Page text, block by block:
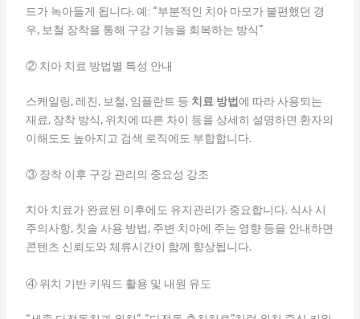
드가 녹아들게 됩니다. 예: “부분적인 치아 마모가 불편했던 경
우, 보철 장착을 통해 구강 기능을 회복하는 방식”
② 치아 치료 방법별 특성 안내
스케일링, 레진, 보철, 임플란트 등 치료 방법 에 따라 사용되는
재료, 장착 방식, 위치에 따른 차이 등을 상세히 설명하면 환자의
이해도도 높아지고 검색 로직에도 부합합니다.
③ 장착 이후 구강 관리의 중요성 강조
치아 치료가 완료된 이후에도 유지관리가 중요합니다. 식사 시
주의사항, 칫솔 사용 방법, 주변 치아에 주는 영향 등을 안내하면
콘텐츠 신뢰도와 체류시간이 함께 향상됩니다.
④ 위치 기반 키워드 활용 및 내원 유도